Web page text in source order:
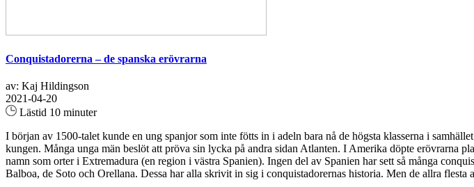
Conquistadorerna – de spanska erövrarna
av: Kaj Hildingson
2021-04-20
Lästid 10 minuter
I början av 1500-talet kunde en ung spanjor som inte fötts in i adeln bara nå de högsta klasserna i
kungen. Många unga män beslöt att pröva sin lycka på andra sidan Atlanten. I Amerika döpte erövrarna
namn som orter i Extremadura (en region i västra Spanien). Ingen del av Spanien har sett så många
Balboa, de Soto och Orellana. Dessa har alla skrivit in sig i conquistadorernas historia. Men de allra flesta